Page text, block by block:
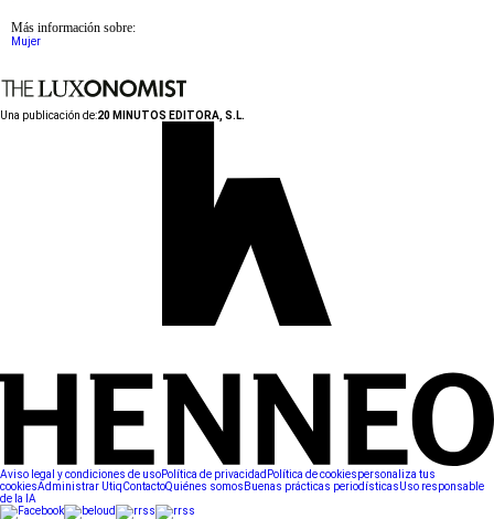
Más información sobre:
Mujer
Una publicación de:20 MINUTOS EDITORA, S.L.
Aviso legal y condiciones de usoPolítica de privacidad Política de cookiespersonaliza tus
cookiesAdministrar UtiqContactoQuiénes somos Buenas prácticas periodísticasUso responsable
de la IA